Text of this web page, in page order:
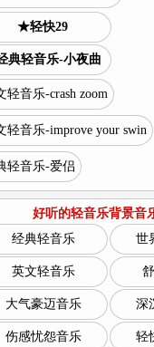
★轻快29
典轻音乐-小夜曲
轻音乐-crash zoom
轻音乐-improve your swin
轻音乐-爱侣
好听的轻音乐背景音
经典轻音乐
世
英文轻音乐
大气豪迈音乐 深
伤感忧怨音乐 轻